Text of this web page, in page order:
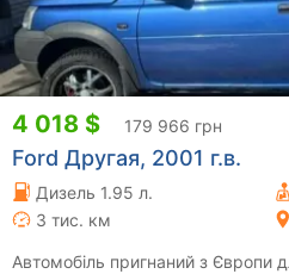
4 018 $ 179 966 грн
Ford Другая, 2001 г.в.
Дизель 1.95 л.
3 тис. км
Автомобіль пригнаний з Європи